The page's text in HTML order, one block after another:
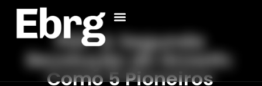
PDF: A Segunda
Revolução do Growth:
Como 5 Pioneiros